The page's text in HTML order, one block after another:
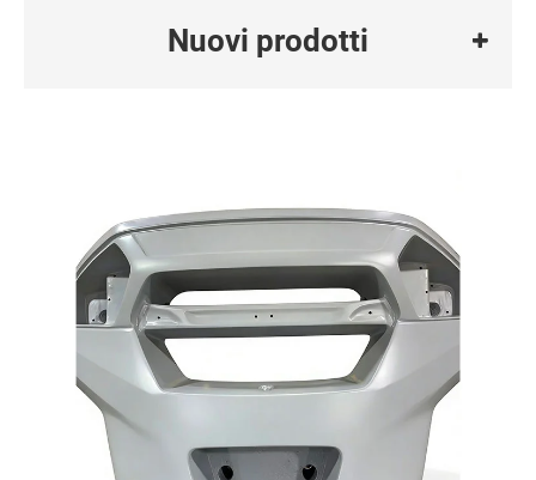
Nuovi prodotti